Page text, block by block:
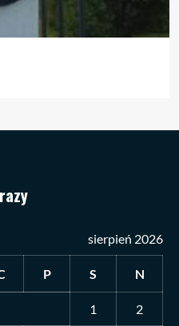
sierpień 2026
P S N
1 2